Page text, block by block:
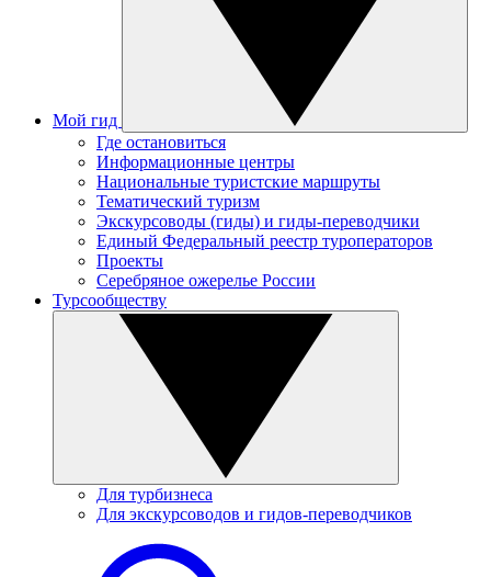
Мой гид
Где остановиться
Информационные центры
Национальные туристские маршруты
Тематический туризм
Экскурсоводы (гиды) и гиды-переводчики
Единый Федеральный реестр туроператоров
Проекты
Серебряное ожерелье России
Турсообществу
Для турбизнеса
Для экскурсоводов и гидов-переводчиков